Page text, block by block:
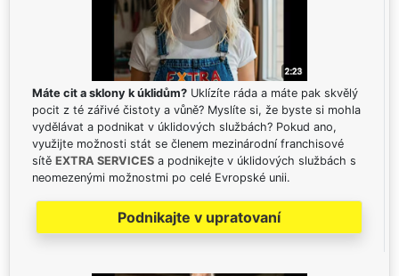
Máte cit a sklony k úklidům? Uklízíte ráda a máte pak skvělý
pocit z té zářivé čistoty a vůně? Myslíte si, že byste si mohla
vydělávat a podnikat v úklidových službách? Pokud ano,
využijte možnosti stát se členem mezinárodní franchisové
sítě EXTRA SERVICES a podnikejte v úklidových službách s
neomezenými možnostmi po celé Evropské unii.
Podnikajte v upratovaní